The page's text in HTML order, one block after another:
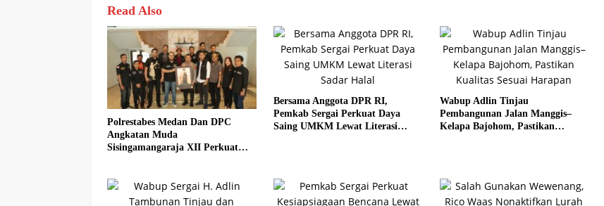
Read Also
Polrestabes Medan Dan DPC
Angkatan Muda
Sisingamangaraja XII Perkuat
Bersama Anggota DPR RI,
Pemkab Sergai Perkuat Daya
Saing UMKM Lewat Literasi
Wabup Adlin Tinjau
Pembangunan Jalan Manggis–
Kelapa Bajohom, Pastikan